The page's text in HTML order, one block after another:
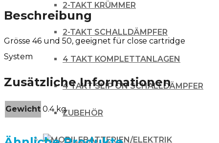
2-TAKT KRÜMMER
2-TAKT SCHALLDÄMPFER
4 TAKT KOMPLETTANLAGEN
4 TAKT SLIP ON SCHALLDÄMPFER
ZUBEHÖR
BATTERIEN/ELEKTRIK
Beschreibung
Grösse 46 und 50, geeignet für close cartridge
System
Zusätzliche Informationen
Gewicht 0.4 kg